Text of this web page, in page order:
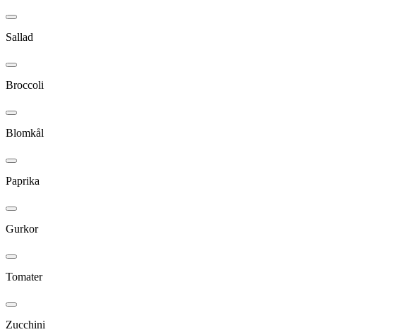
Sallad
Broccoli
Blomkål
Paprika
Gurkor
Tomater
Zucchini